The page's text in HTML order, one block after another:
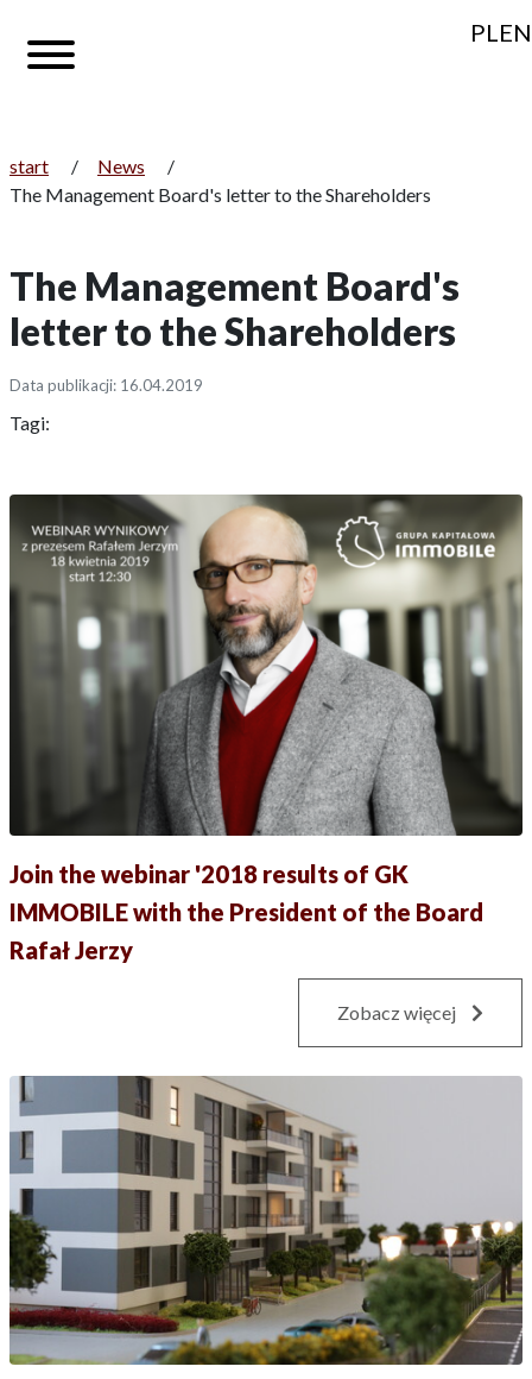
PLEN
start / News
/
The Management Board's letter to the Shareholders
The Management Board's
letter to the Shareholders
Data publikacji: 16.04.2019
Tagi:
Join the webinar '2018 results of GK
IMMOBILE with the President of the Board
Rafał Jerzy
Zobacz więcej